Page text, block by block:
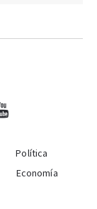
Política
Economía